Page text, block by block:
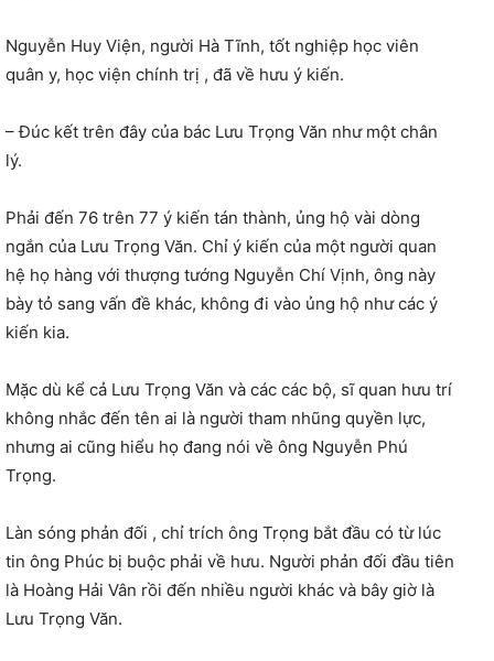
Nguyễn Huy Viện, người Hà Tĩnh, tốt nghiệp học viên
quân y, học viện chính trị , đã về hưu ý kiến.
– Đúc kết trên đây của bác Lưu Trọng Văn như một chân
lý.
Phải đến 76 trên 77 ý kiến tán thành, ủng hộ vài dòng
ngắn của Lưu Trọng Văn. Chỉ ý kiến của một người quan
hệ họ hàng với thượng tướng Nguyễn Chí Vịnh, ông này
bày tỏ sang vấn đề khác, không đi vào ủng hộ như các ý
kiến kia.
Mặc dù kể cả Lưu Trọng Văn và các các bộ, sĩ quan hưu trí
không nhắc đến tên ai là người tham nhũng quyền lực,
nhưng ai cũng hiểu họ đang nói về ông Nguyễn Phú
Trọng.
Làn sóng phản đối , chỉ trích ông Trọng bắt đầu có từ lúc
tin ông Phúc bị buộc phải về hưu. Người phản đối đầu tiên
là Hoàng Hải Vân rồi đến nhiều người khác và bây giờ là
Lưu Trọng Văn.